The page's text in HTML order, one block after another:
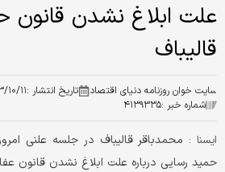
علت ابلاغ نشدن قانون
قالیباف
سایت خوان روزنامه دنیای اقتصاد تاریخ انتشار :۱۴۰۳/۱۰/
شماره خبر :۴۱۳۹۳۳۵
ایسنا : محمدباقر قالیباف در جلسه علنی
حمید رسایی درباره علت ابلاغ نشدن قانون